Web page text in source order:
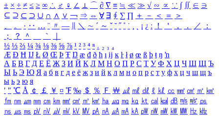
± × ÷ ≠ ≤ ≥ ∞ ∴ ♂ ♀ ∠ ⊥ ⌒ ∂ ∇ ≡ ≒ ≪ ≫ √ ∽ ∝ ∵ ∫ ∬ ∈ ∋
⊆ ⊇ ⊂ ⊃ ∪ ∩ ∧ ∨ ￢ ⇒ ⇔ ∀ ∃ ∮ ∑ ∏ ＋ － ＜ ＝
＞
、
。 · ‥ … ¨ 〃 ― ＼ ∼ ´ ～ ˇ ˘ ˝ ˚ ˙ ¸ ¡ ¿ ː ！ ＇ ， ． ／
：
；
？ ＾ ｀
½ ⅓ ⅔ ¼ ¾ ⅛ ⅜ ⅝ ⅞ ¹ ² ³ ⁴ ⁿ ₁ ₂ ₃ ₄
Æ Ð Ħ Ĳ Ł Ø Œ Þ Ŧ Ŋ æ đ ð ħ ı ĳ ĸ ŀ ł ø œ ß þ ŧ ŋ ŉ
А Б В Г Д Е Ё Ж З И Й К Л М Н О П Р С Т У Ф Х Ц Ч Ш Щ Ъ
Ы Ь Э Ю Я а б в г д е ё ж з и й к л м н о п р с т у ф х ц ч ш щ ъ
ы ь э ю я
′ ″ ℃ Å ￠ ￡ ￥ ¤ ℉ ‰ ＄ ％ Ｆ ￦ ㎕ ㎖ ㎗ ℓ ㎘ ㏄ ㎣ ㎤ ㎥ ㎦
㎙ ㎚ ㎛ ㎜ ㎝ ㎞ ㎟ ㎠ ㎡ ㎢ ㏊ ㎍ ㎎ ㎏ ㏏ ㎈ ㎉ ㏈ ㎧ ㎨ ㎰
㎱ ㎲ ㎳ ㎴ ㎵ ㎶ ㎷ ㎸ ㎹ ㎀ ㎁ ㎂ ㎃ ㎄ ㎺ ㎻ ㎽ ㎾ ㎿ ㎐ ㎑